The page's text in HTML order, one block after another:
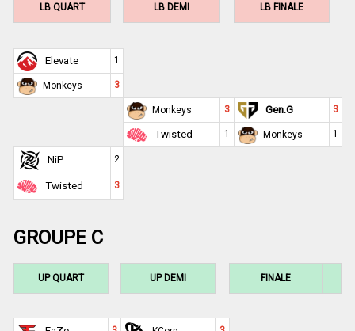
LB QUART LB DEMI LB FINALE
Elevate 1
Monkeys 3
Monkeys 3 Gen.G 3
Twisted 1 Monkeys 1
NiP 2
Twisted 3
GROUPE C
UP QUART UP DEMI FINALE